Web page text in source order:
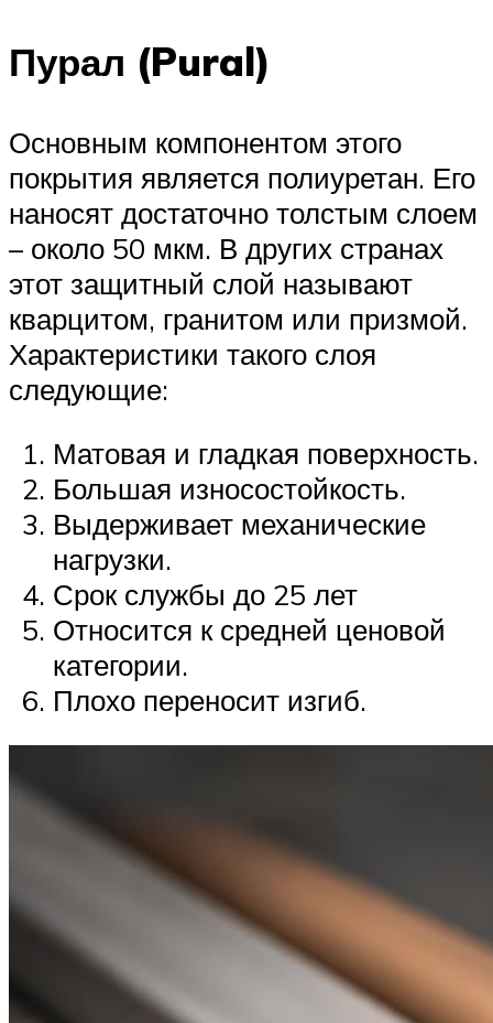
Пурал (Pural)
Основным компонентом этого
покрытия является полиуретан. Его
наносят достаточно толстым слоем
– около 50 мкм. В других странах
этот защитный слой называют
кварцитом, гранитом или призмой.
Характеристики такого слоя
следующие:
Матовая и гладкая поверхность.
Большая износостойкость.
Выдерживает механические
нагрузки.
Срок службы до 25 лет
Относится к средней ценовой
категории.
Плохо переносит изгиб.